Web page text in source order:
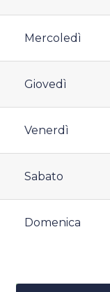
Mercoledì
Giovedì
Venerdì
Sabato
Domenica